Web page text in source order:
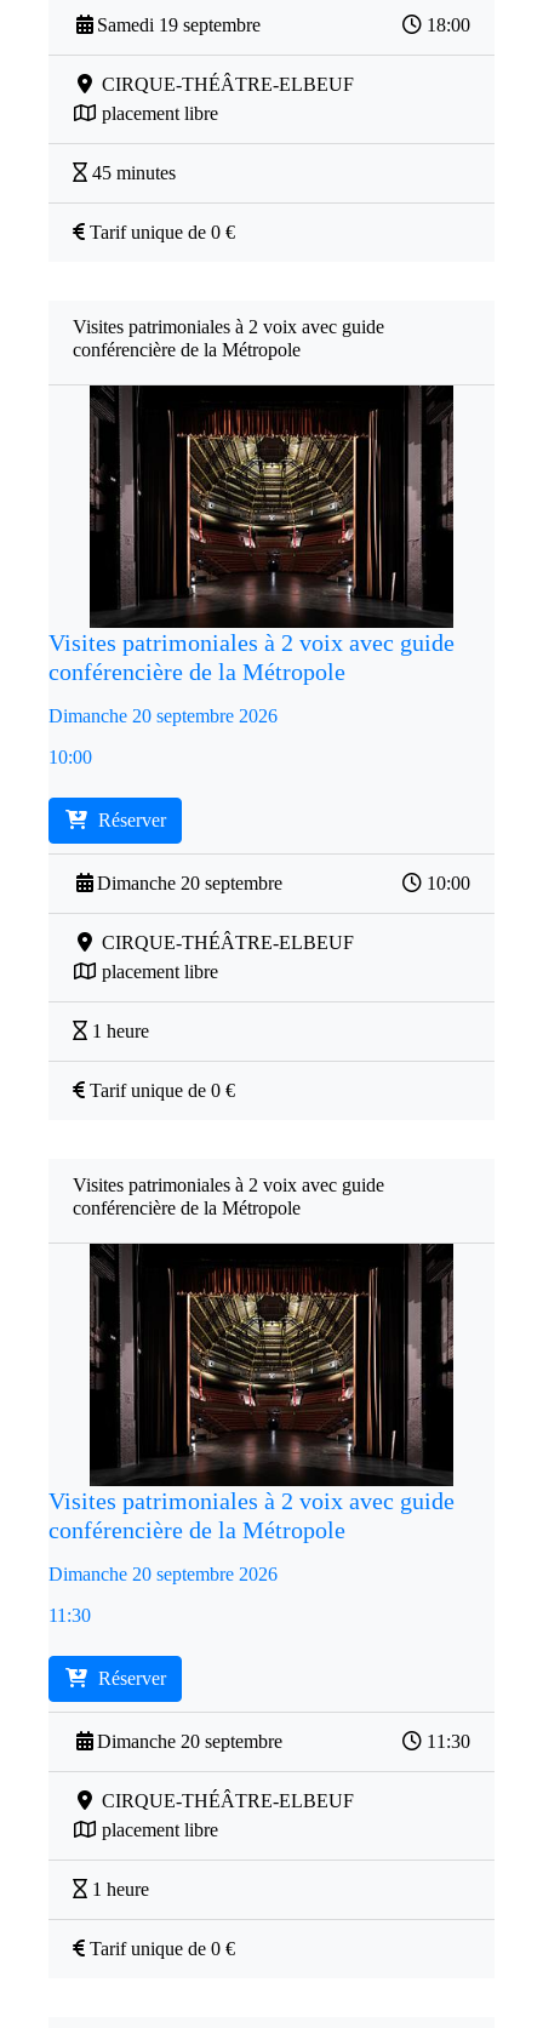
Samedi 19 septembre 18:00
CIRQUE-THÉÂTRE-ELBEUF
placement libre
45 minutes
Tarif unique de 0 €
Visites patrimoniales à 2 voix avec guide
conférencière de la Métropole
Visites patrimoniales à 2 voix avec guide
conférencière de la Métropole
Dimanche 20 septembre 2026
10:00
Réserver
Dimanche 20 septembre 10:00
CIRQUE-THÉÂTRE-ELBEUF
placement libre
1 heure
Tarif unique de 0 €
Visites patrimoniales à 2 voix avec guide
conférencière de la Métropole
Visites patrimoniales à 2 voix avec guide
conférencière de la Métropole
Dimanche 20 septembre 2026
11:30
Réserver
Dimanche 20 septembre 11:30
CIRQUE-THÉÂTRE-ELBEUF
placement libre
1 heure
Tarif unique de 0 €